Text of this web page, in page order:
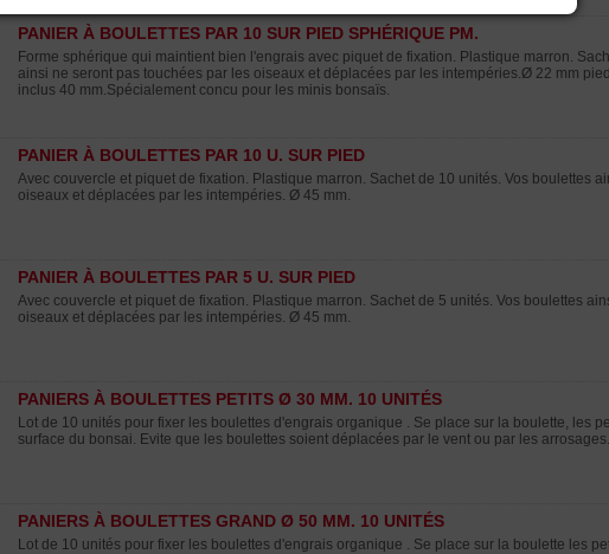
PANIER À BOULETTES PAR 10 SUR PIED SPHÉRIQUE PM.
Forme sphérique qui maintient bien l'engrais avec piquet de fixation. Plastique marron.
ainsi ne seront pas touchées par les oiseaux et déplacées par les intempéries.Ø 22 mm
inclus 40 mm.Spécialement concu pour les minis bonsaïs.
PANIER À BOULETTES PAR 10 U. SUR PIED
Avec couvercle et piquet de fixation. Plastique marron. Sachet de 10 unités. Vos boulettes
oiseaux et déplacées par les intempéries. Ø 45 mm.
PANIER À BOULETTES PAR 5 U. SUR PIED
Avec couvercle et piquet de fixation. Plastique marron. Sachet de 5 unités. Vos boulettes
oiseaux et déplacées par les intempéries. Ø 45 mm.
PANIERS À BOULETTES PETITS Ø 30 MM. 10 UNITÉS
Lot de 10 unités pour fixer les boulettes d'engrais organique . Se place sur la boulette, les
surface du bonsai. Evite que les boulettes soient déplacées par le vent ou par les
PANIERS À BOULETTES GRAND Ø 50 MM. 10 UNITÉS
Lot de 10 unités pour fixer les boulettes d'engrais organique . Se place sur la boulette les